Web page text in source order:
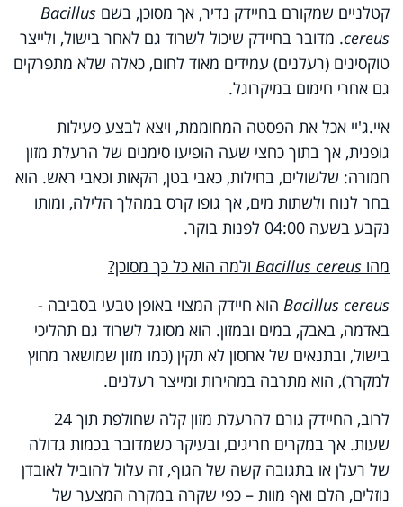
קטלניים שמקורם בחיידק נדיר, אך מסוכן, בשם Bacillus
cereus. מדובר בחיידק שיכול לשרוד גם לאחר בישול, ולייצר
טוקסינים (רעלנים) עמידים מאוד לחום, כאלה שלא מתפרקים
גם אחרי חימום במיקרוגל.
איי.ג'יי אכל את הפסטה המחוממת, ויצא לבצע פעילות
גופנית, אך בתוך כחצי שעה הופיעו סימנים של הרעלת מזון
חמורה: שלשולים, בחילות, כאבי בטן, הקאות וכאבי ראש. הוא
בחר לנוח ולשתות מים, אך גופו קרס במהלך הלילה, ומותו
נקבע בשעה 04:00 לפנות בוקר.
מהו Bacillus cereus ולמה הוא כל כך מסוכן?
Bacillus cereus הוא חיידק המצוי באופן טבעי בסביבה -
באדמה, באבק, במים ובמזון. הוא מסוגל לשרוד גם תהליכי
בישול, ובתנאים של אחסון לא תקין (כמו מזון שמושאר מחוץ
למקרר), הוא מתרבה במהירות ומייצר רעלנים.
לרוב, החיידק גורם להרעלת מזון קלה שחולפת תוך 24
שעות. אך במקרים חריגים, ובעיקר כשמדובר בכמות גדולה
של רעלן או בתגובה קשה של הגוף, זה עלול להוביל לאובדן
נוזלים, הלם ואף מוות – כפי שקרה במקרה המצער של